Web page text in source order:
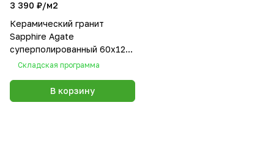
3 390 ₽/м2
Керамический гранит
Sapphire Agate
суперполированный 60х120
60120SPA13HG
Складская программа
В корзину